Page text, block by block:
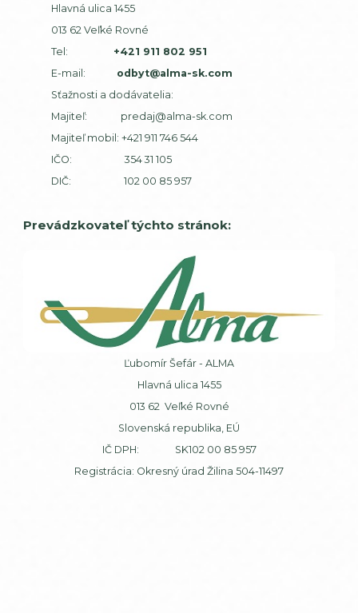
Hlavná ulica 1455
013 62 Veľké Rovné
Tel:
+421 911 802 951
E-mail: odbyt@alma-sk.com
Sťažnosti a dodávatelia:
Majiteľ: predaj@alma-sk.com
Majiteľ mobil: +421 911 746 544
IČO: 354 31 105
DIČ: 102 00 85 957
Prevádzkovateľ týchto stránok:
Ľubomír Šefár - ALMA
Hlavná ulica 1455
013 62 Veľké Rovné
Slovenská republika, EÚ
IČ DPH: SK102 00 85 957
Registrácia: Okresný úrad Žilina 504-11497